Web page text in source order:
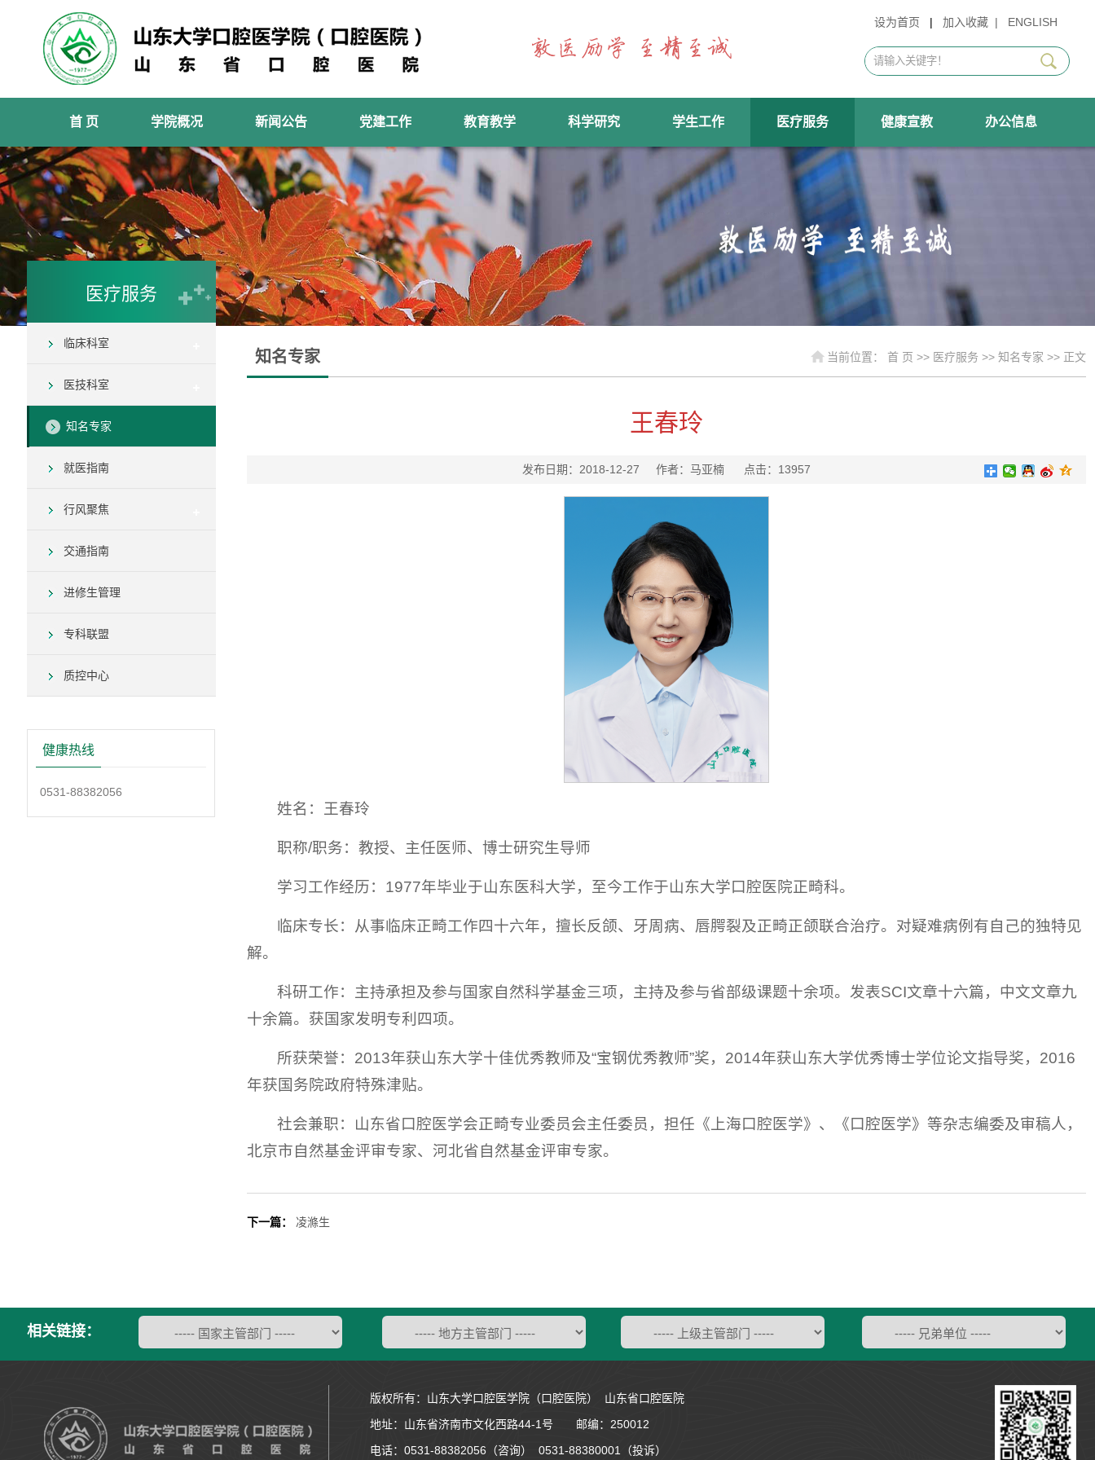
设为首页 | 加入收藏 | ENGLISH
首 页 学院概况 新闻公告 党建工作 教育教学 科学研究 学生工作 医疗服务 健康宣教 办公信息
医疗服务
临床科室
医技科室
知名专家
就医指南
行风聚焦
交通指南
进修生管理
专科联盟
质控中心
健康热线
0531-88382056
知名专家 当前位置： 首 页 >> 医疗服务 >> 知名专家 >> 正文
王春玲
发布日期：2018-12-27 作者：马亚楠 点击： 13957
姓名：王春玲
职称/职务：教授、主任医师、博士研究生导师
学习工作经历：1977年毕业于山东医科大学，至今工作于山东大学口腔医院正畸科。
临床专长：从事临床正畸工作四十六年，擅长反颌、牙周病、唇腭裂及正畸正颌联合治疗。对疑难病例有自己的独特见
解。
科研工作：主持承担及参与国家自然科学基金三项，主持及参与省部级课题十余项。发表SCI文章十六篇，中文文章九
十余篇。获国家发明专利四项。
所获荣誉：2013年获山东大学十佳优秀教师及“宝钢优秀教师”奖，2014年获山东大学优秀博士学位论文指导奖，2016
年获国务院政府特殊津贴。
社会兼职：山东省口腔医学会正畸专业委员会主任委员，担任《上海口腔医学》、《口腔医学》等杂志编委及审稿人，
北京市自然基金评审专家、河北省自然基金评审专家。
下一篇： 凌滌生
相关链接：
版权所有：山东大学口腔医学院（口腔医院） 山东省口腔医院
地址： 山东省济南市文化西路44-1号 邮编：250012
电话：0531-88382056（咨询） 0531-88380001（投诉）